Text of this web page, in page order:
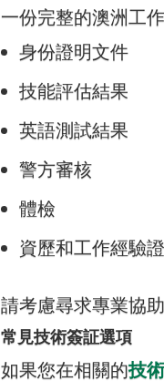
一份完整的澳洲工
身份證明文件
技能評估結果
英語測試結果
警方審核
體檢
資歷和工作經驗
請考慮尋求專業協
常見技術簽証選項
如果您在相關的技